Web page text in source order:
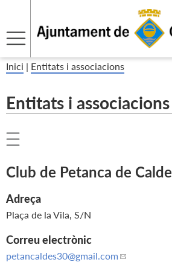
Inici | Entitats i associacions
Entitats i associacions
Club de Petanca de
Adreça
Plaça de la Vila, S/N
Correu electrònic
petancaldes30@gmail.com